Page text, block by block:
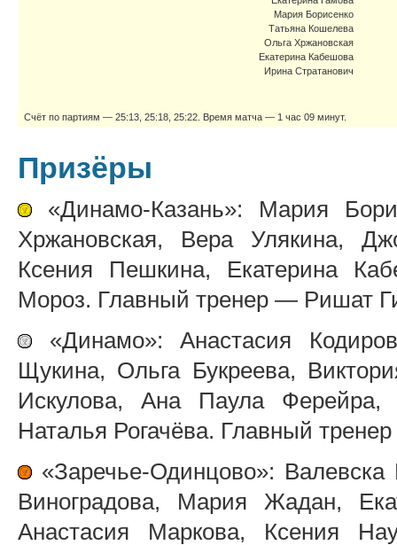
Мария Борисенко
Татьяна Кошелева
Ольга Хржановская
Екатерина Кабешова
Ирина Стратанович
Счёт по партиям — 25:13, 25:18, 25:22. Время матча — 1 час 09 минут.
Призёры
«Динамо-Казань»: Мария
Хржановская, Вера Улякина,
Ксения Пешкина, Екатерина
Мороз. Главный тренер — Ришат
«Динамо»: Анастасия
Щукина, Ольга Букреева,
Искулова, Ана Паула
Наталья Рогачёва. Главный
«Заречье-Одинцово»:
Виноградова, Мария Жадан,
Анастасия Маркова, Ксения